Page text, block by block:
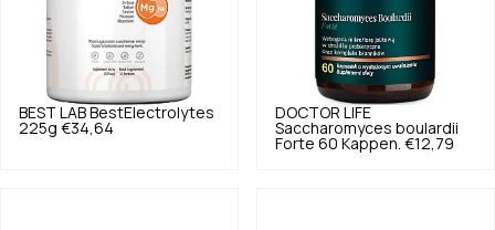
BEST LAB BestElectrolytes
225g €34,64
DOCTOR LIFE
Saccharomyces boulardii
Forte 60 Kappen. €12,79